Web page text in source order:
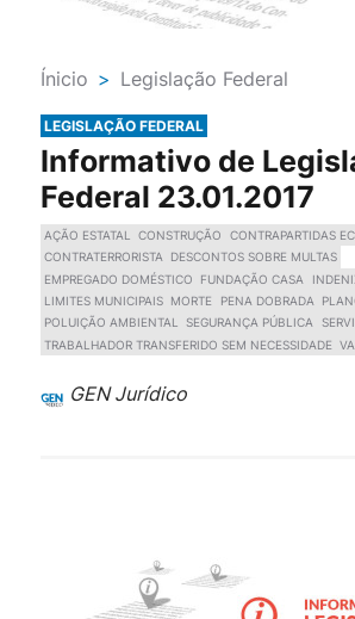
Ínicio > Legislação Federal
LEGISLAÇÃO FEDERAL
Informativo de
Federal 23.01.2017
AÇÃO ESTATAL CONSTRUÇÃO
CONTRAPARTIDAS
CONTRATERRORISTA
DESCONTOS SOBRE MULTAS
EMPREGADO DOMÉSTICO
FUNDAÇÃO CASA
LIMITES MUNICIPAIS
MORTE PENA DOBRADA
POLUIÇÃO AMBIENTAL SEGURANÇA PÚBLICA
TRABALHADOR TRANSFERIDO SEM NECESSIDADE
GEN Jurídico